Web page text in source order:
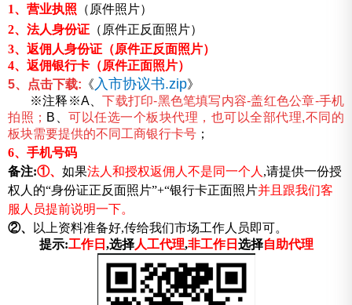
1、营业执照 （原件照片）
2、法人身份证 （原件正反面照片）
3、返佣人身份证（原件正反面照片）
4、返佣银行卡（原件正面照片）
5、点击下载: 《 入市协议书.zip》
※注释※A、下载打印-黑色笔填写内容-盖红色公章-手机
拍照； B、可以任选一个板块代理，也可以全部代理,不同的
板块需要提供的不同工商银行卡号 ；
6、手机号码
备注:①、 如果法人和授权返佣人不是同一个人 ,请提供一份授
权人的“身份证正反面照片”+“银行卡正面照片并且跟我们客
服人员提前说明一下。
②、
以上资料准备好,传给我们市场工作人员即可。
提示:工作日 ,选择人工代理,非工作日 选择自助代理